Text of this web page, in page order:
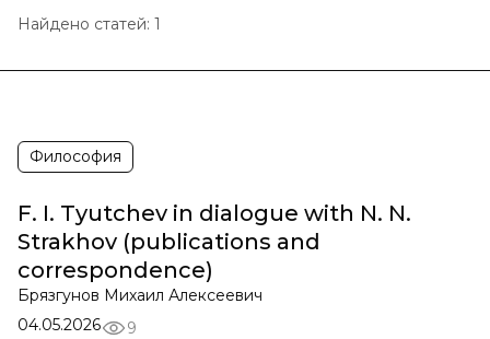
Найдено статей: 1
Философия
F. I. Tyutchev in dialogue with N. N.
Strakhov (publications and
correspondence)
Брязгунов Михаил Алексеевич
04.05.2026
9